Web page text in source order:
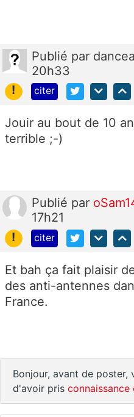
Publié par
20h33
!
citer
Jouir au bout de 10
terrible ;-)
Publié par
17h21
!
citer
Et bah ça fait plaisir
des anti-antennes
France.
Bonjour, avant de poster,
d'avoir pris connaissance